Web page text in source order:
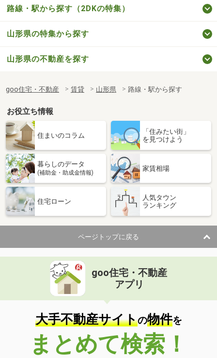
路線・駅から探す（2DKの特集）
山形県の特集から探す
山形県の不動産を探す
goo住宅・不動産 賃貸 山形県 路線・駅から探す
お役立ち情報
住まいのコラム
「住みたい街」
を見つけよう
暮らしのデータ
(補助金・助成金情報)
家賃相場
住宅ローン
人気タウン
ランキング
ページトップに戻る
goo住宅・不動産
アプリ
大手不動産サイトの物件を
まとめて検索！